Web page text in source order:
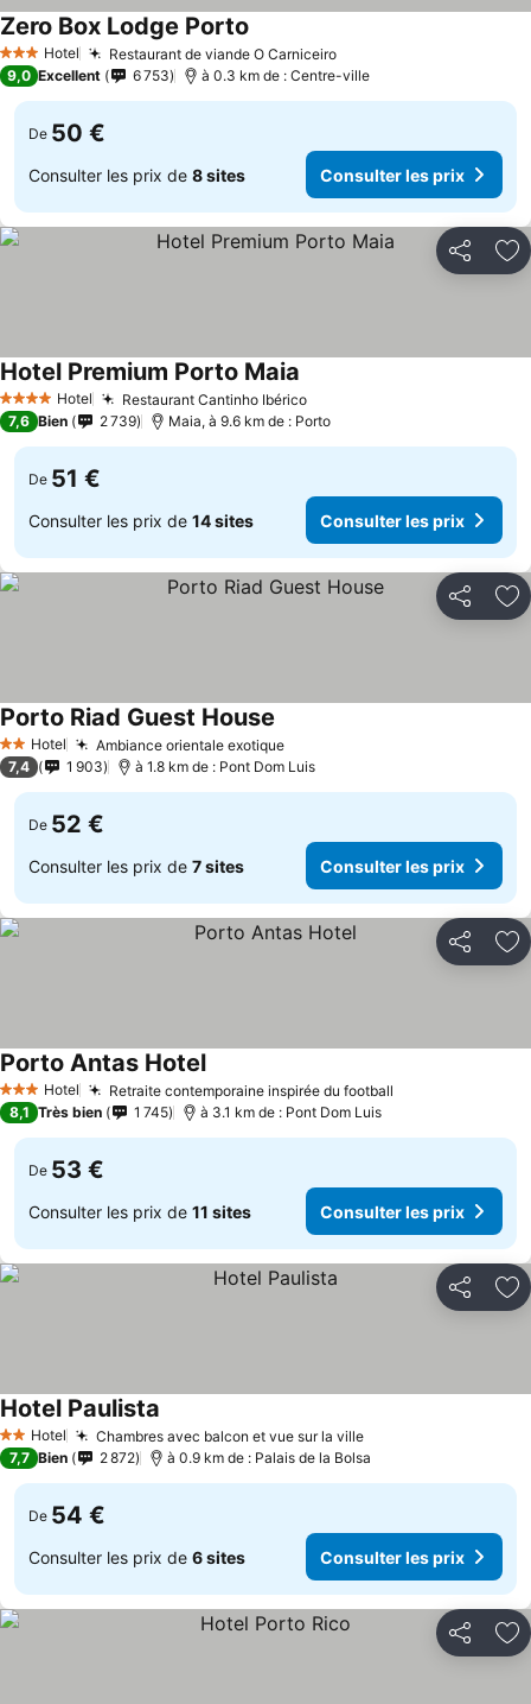
3 ÉtoilesHotel Restaurant de viande O CarniceiroConsulter les prix
Zero Box Lodge Porto
9,0 Excellent 6 753 à 0.3 km de : Centre-ville
De 50 €
Consulter les prix de 8 sites Consulter les prix
Partager
4 Étoiles Hotel Restaurant Cantinho IbéricoConsulter les prix
Hotel Premium Porto Maia
7,6 Bien 2 739 Maia, à 9.6 km de : Porto
De 51 €
Consulter les prix de 14 sites Consulter les prix
Partager
2 Étoiles
Hotel Ambiance orientale exotiqueConsulter les prix
Porto Riad Guest House
7,4 1 903 à 1.8 km de : Pont Dom Luis
De 52 €
Consulter les prix de 7 sites Consulter les prix
Partager
3 ÉtoilesHotel Retraite contemporaine inspirée du football
Porto Antas HotelConsulter les prix
8,1 Très bien 1 745 à 3.1 km de : Pont Dom Luis
De 53 €
Consulter les prix de 11 sites Consulter les prix
Partager
2 Étoiles
Hotel Chambres avec balcon et vue sur la villeConsulter les prix
Hotel Paulista
7,7 Bien 2 872 à 0.9 km de : Palais de la Bolsa
De 54 €
Consulter les prix de 6 sites Consulter les prix
Partager